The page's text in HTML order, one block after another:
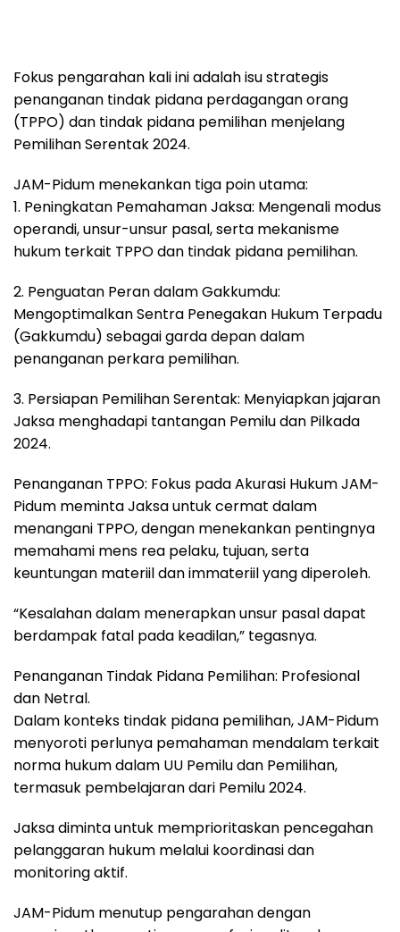
Fokus pengarahan kali ini adalah isu strategis
penanganan tindak pidana perdagangan orang
(TPPO) dan tindak pidana pemilihan menjelang
Pemilihan Serentak 2024.
JAM-Pidum menekankan tiga poin utama:
1. Peningkatan Pemahaman Jaksa: Mengenali modus
operandi, unsur-unsur pasal, serta mekanisme
hukum terkait TPPO dan tindak pidana pemilihan.
2. Penguatan Peran dalam Gakkumdu:
Mengoptimalkan Sentra Penegakan Hukum Terpadu
(Gakkumdu) sebagai garda depan dalam
penanganan perkara pemilihan.
3. Persiapan Pemilihan Serentak: Menyiapkan jajaran
Jaksa menghadapi tantangan Pemilu dan Pilkada
2024.
Penanganan TPPO: Fokus pada Akurasi Hukum JAM-
Pidum meminta Jaksa untuk cermat dalam
menangani TPPO, dengan menekankan pentingnya
memahami mens rea pelaku, tujuan, serta
keuntungan materiil dan immateriil yang diperoleh.
“Kesalahan dalam menerapkan unsur pasal dapat
berdampak fatal pada keadilan,” tegasnya.
Penanganan Tindak Pidana Pemilihan: Profesional
dan Netral.
Dalam konteks tindak pidana pemilihan, JAM-Pidum
menyoroti perlunya pemahaman mendalam terkait
norma hukum dalam UU Pemilu dan Pemilihan,
termasuk pembelajaran dari Pemilu 2024.
Jaksa diminta untuk memprioritaskan pencegahan
pelanggaran hukum melalui koordinasi dan
monitoring aktif.
JAM-Pidum menutup pengarahan dengan